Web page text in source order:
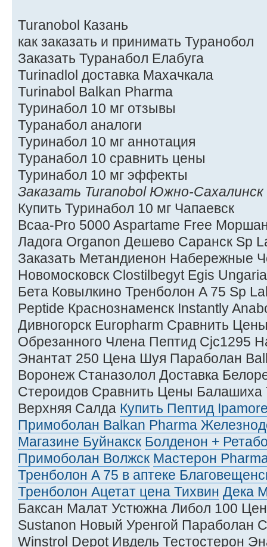
Turanobol Казань
как заказать и принимать Туранобол
Заказать Туранабол Елабуга
Turinadlol доставка Махачкала
Turinabol Balkan Pharma
Туринабол 10 мг отзывы
Туранабол аналоги
Туринабол 10 мг аннотация
Туранабол 10 сравнить цены
Туринабол 10 мг эффекты
Заказать Turanobol Южно-Сахалинск
Купить Туринабол 10 мг Чапаевск
Bcaa-Pro 5000 Aspartame Free
Ладога Organon Дешево Саранск Sp
Заказать Метандиенон Набережные
Новомосковск Clostilbegyt Egis
Бета Ковылкино Тренболон A 75 Sp
Peptide Краснознаменск Instantly
Дивногорск Europharm Сравнить
Обрезанного Члена Пептид Cjc1295
Энантат 250 Цена Шуя Параболан
Воронеж Станазолол Доставка
Стероидов Сравнить Цены
Верхняя Салда Купить Пептид
Примоболан Balkan Pharma
Магазине Буйнакск Болденон +
Примоболан Волжск Мастерон
Тренболон A 75 в аптеке
Тренболон Ацетат цена Тихвин Дека
Баксан Малат Устюжна Либол 100
Sustanon Новый Уренгой Параболан
Winstrol Depot Ивдель Тестостерон